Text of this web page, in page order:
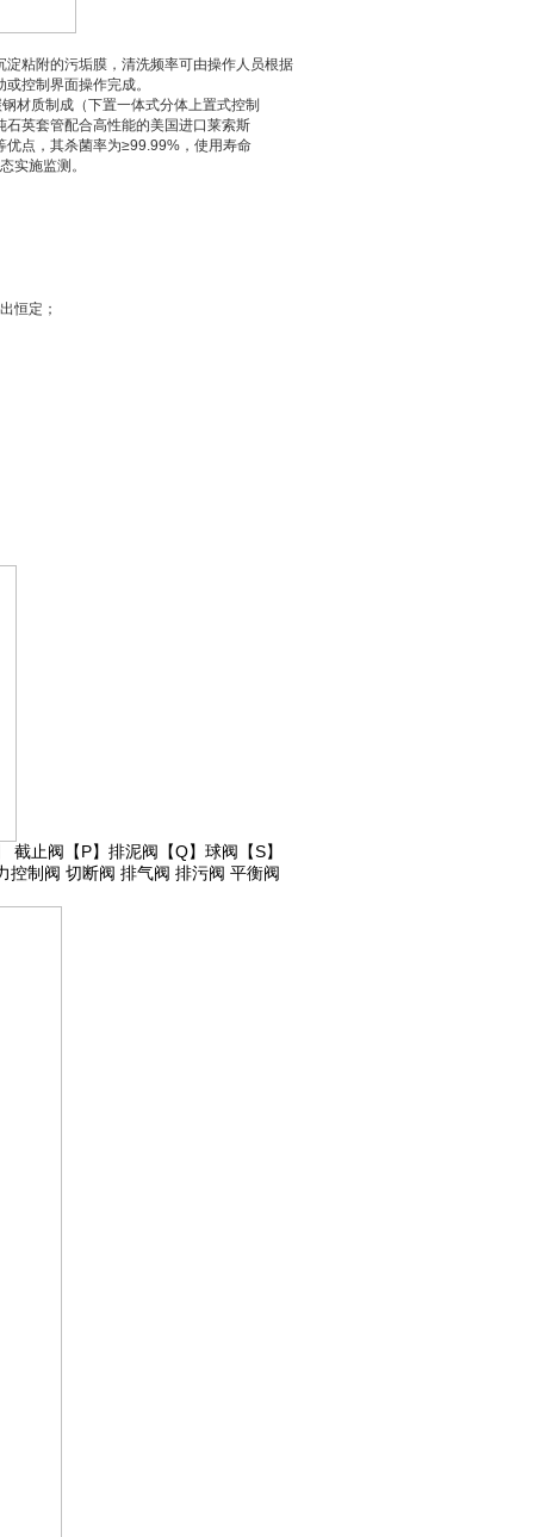
粘附的污垢膜，清洗频率可由操作人员根据
控制界面操作完成。
材质制成（下置一体式分体上置式控制
英套管配合高性能的美国进口莱索斯
优点，其杀菌率为≥99.99%，使用寿命
实施监测。
恒定；
截止阀 【P】 排泥阀 【Q】 球阀 【S】
控制阀 切断阀 排气阀 排污阀 平衡阀